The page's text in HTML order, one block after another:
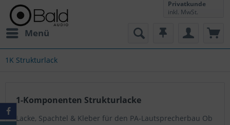
Menü
Privatkunde
inkl. MwSt.
1K Strukturlack
1-Komponenten Strukturlacke
Lacke, Spachtel & Kleber für den PA-Lautsprecherbau Ob